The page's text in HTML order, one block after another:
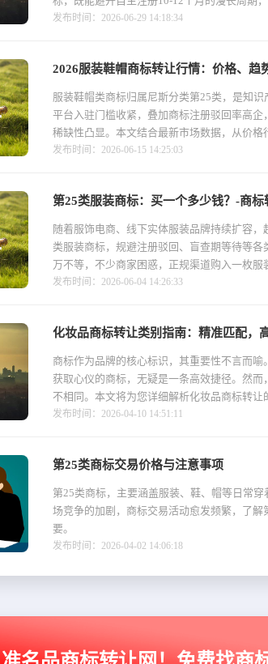
发布时间：2026-06-29 14:18:34
2026服装鞋帽商标转让行情：价格、趋
服装鞋帽类商标归属尼斯分类第25类，是知
平台入驻门槛收紧，叠加商标注册驳回率高
稀缺性凸显。本文结合最新市场数据，从价格
发布时间：2026-06-15 14:25:03
第25类服装商标：买一个多少钱？-商标
随着服饰电商、线下实体服装品牌持续扩容
类服装商标，规避注册驳回、盲查期等待等
万不等，不少商家困惑，正规渠道购入一枚服
发布时间：2026-06-04 14:26:33
化妆品商标转让类别指南：精准匹配，
商标作为品牌的核心标识，其重要性不言而
获取心仪的商标，无疑是一条高效捷径。然
不相同。本文将为您详细解析化妆品商标转让
发布时间：2026-04-10 14:51:11
第25类商标交易价格与注意事项
第25类商标，主要涵盖服装、鞋、帽等日常
场竞争的加剧，商标交易活动愈发频繁，了
要。
发布时间：2026-04-02 14:06:18